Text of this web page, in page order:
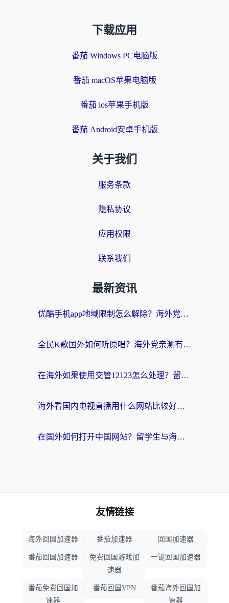
下载应用
番茄 Windows PC电脑版
番茄 macOS苹果电脑版
番茄 ios苹果手机版
番茄 Android安卓手机版
关于我们
服务条款
隐私协议
应用权限
联系我们
最新资讯
优酷手机app地域限制怎么解除？海外党亲测有效的追剧方案
全民K歌国外如何听原唱？海外党亲测有效的回国加速器选择指南
在海外如果使用交管12123怎么处理？留学生亲测有效的回国加速方案
海外看国内电视直播用什么网站比较好？一篇解决你所有追剧难题的实用指南
在国外如何打开中国网站？留学生与海外华人的无缝访问指南
友情链接
海外回国加速器 番茄加速器 回国加速器
番茄回国加速器
免费回国游戏加
速器
一键回国加速器
番茄免费回国加
速器
番茄回国VPN
番茄海外回国加
速器